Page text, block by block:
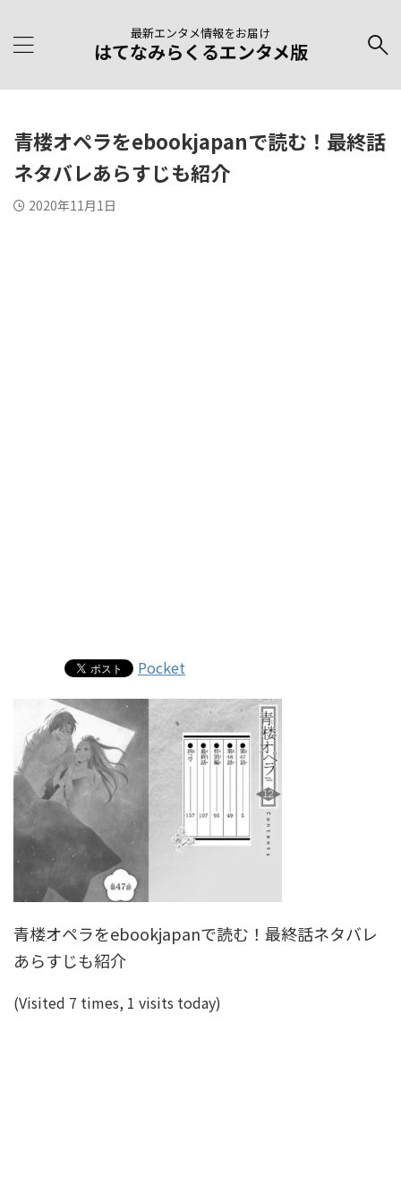
最新エンタメ情報をお届け
はてなみらくるエンタメ版
青楼オペラをebookjapanで読む！最終話
ネタバレあらすじも紹介
2020年11月1日
Pocket
青楼オペラをebookjapanで読む！最終話ネタバレ
あらすじも紹介
(Visited 7 times, 1 visits today)